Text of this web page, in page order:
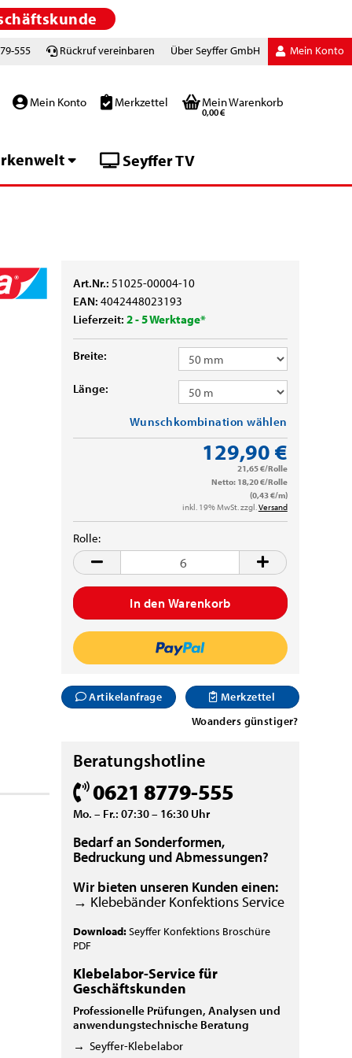
555 Rückruf vereinbaren Über Seyffer GmbH Mein Konto
Mein Konto Merkzettel Mein Warenkorb
0,00 €
Seyffer TV
Art.Nr.:51025-00004-10
EAN:4042448023193
Lieferzeit:2 - 5 Werktage*
Breite:
Länge:
Wunschkombination wählen
129,90 €
21,65 €/Rolle
Netto: 18,20 €/Rolle
(0,43 €/m)
inkl. 19% MwSt. zzgl.Versand
Rolle:
Rolle
Artikelanfrage
Merkzettel
Woanders günstiger?
Beratungshotline
0621 8779-555
Mo. – Fr.: 07:30 – 16:30 Uhr
Bedarf an Sonderformen,
Bedruckung und Abmessungen?
Wir bieten unseren Kunden einen:
→ Klebebänder Konfektions Service
Download:Seyffer Konfektions Broschüre
PDF
Klebelabor-Service für
Geschäftskunden
Professionelle Prüfungen, Analysen und
anwendungstechnische Beratung
→Seyffer-Klebelabor